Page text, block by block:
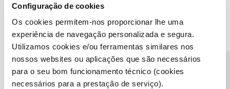
Configuração de cookies
Os cookies permitem-nos proporcionar lhe uma
experiência de navegação personalizada e segura.
Utilizamos cookies e/ou ferramentas similares nos
nossos websites ou aplicações que são necessários
para o seu bom funcionamento técnico (cookies
necessários para a prestação de serviço).
Condições do Fórum NOS Accessibility statement